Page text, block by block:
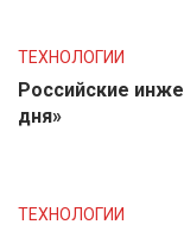
ТЕХНОЛОГИИ
Российские
дня»
ТЕХНОЛОГИИ